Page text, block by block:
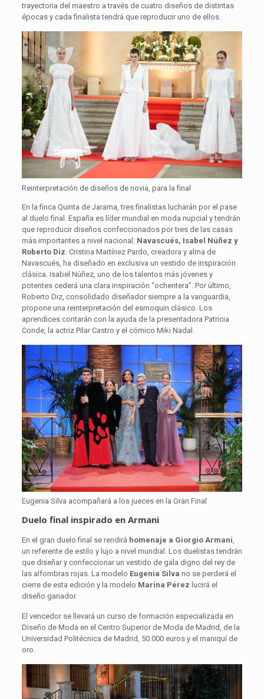
trayectoria del maestro a través de cuatro diseños de distintas
épocas y cada finalista tendrá que reproducir uno de ellos.
Reinterpretación de diseños de novia, para la final
En la finca Quinta de Jarama, tres finalistas lucharán por el pase
al duelo final. España es líder mundial en moda nupcial y tendrán
que reproducir diseños confeccionados por tres de las casas
más importantes a nivel nacional: Navascués, Isabel Núñez y
Roberto Diz . Cristina Martínez Pardo, creadora y alma de
Navascués, ha diseñado en exclusiva un vestido de inspiración
clásica. Isabel Núñez, uno de los talentos más jóvenes y
potentes cederá una clara inspiración “ochentera”. Por último,
Roberto Diz, consolidado diseñador siempre a la vanguardia,
propone una reinterpretación del esmoquin clásico. Los
aprendices contarán con la ayuda de la presentadora Patricia
Conde, la actriz Pilar Castro y el cómico Miki Nadal.
Eugenia Silva acompañará a los jueces en la Gran Final
Duelo final inspirado en Armani
En el gran duelo final se rendirá homenaje a Giorgio Armani,
un referente de estilo y lujo a nivel mundial. Los duelistas tendrán
que diseñar y confeccionar un vestido de gala digno del rey de
las alfombras rojas. La modelo Eugenia Silva no se perderá el
cierre de esta edición y la modelo Marina Pérez lucirá el
diseño ganador.
El vencedor se llevará un curso de formación especializada en
Diseño de Moda en el Centro Superior de Moda de Madrid, de la
Universidad Politécnica de Madrid, 50.000 euros y el maniquí de
oro.